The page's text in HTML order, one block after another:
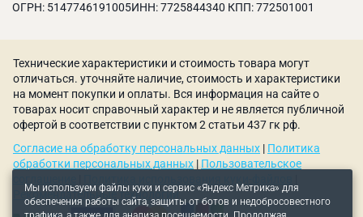
ОГРН: 5147746191005ИНН: 7725844340 КПП: 772501001
Мы используем файлы куки и сервис «Яндекс Метрика» для
обеспечения работы сайта, защиты от ботов и недобросовестного
Технические характеристики и стоимость товара могут
отличаться. уточняйте наличие, стоимость и характеристики
на момент покупки и оплаты. Вся информация на сайте о
товарах носит справочный характер и не является публичной
офертой в соответствии с пунктом 2 статьи 437 гк рф.
Согласие на обработку персональных данных | Политика
обработки персональных данных | Пользовательское
Рекомендательные технологии